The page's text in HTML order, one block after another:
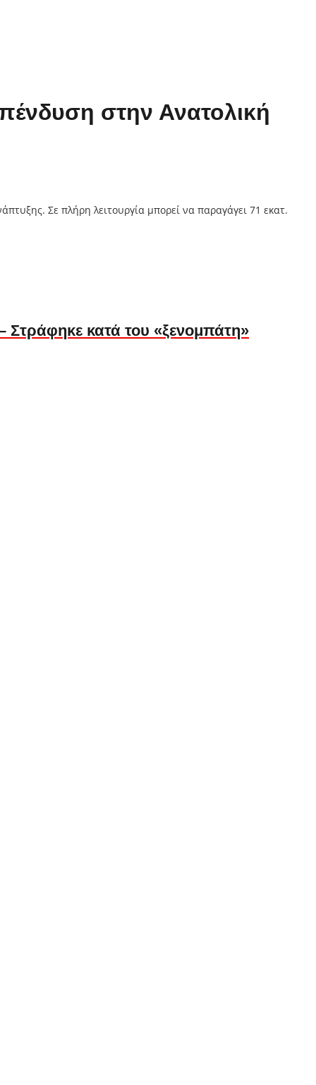
στην Ανατολική
Σε πλήρη λειτουργία μπορεί να παραγάγει 71 εκατ.
κατά του «ξενομπάτη»